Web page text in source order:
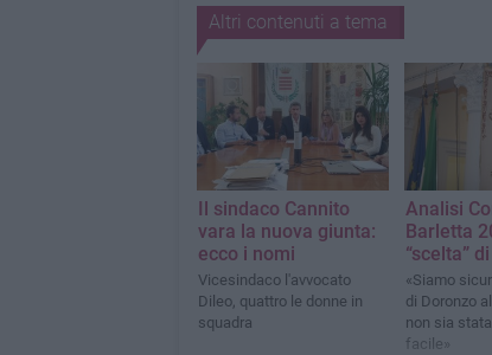
Altri contenuti a tema
Il sindaco Cannito
vara la nuova giunta:
ecco i nomi
Vicesindaco l'avvocato
Dileo, quattro le donne in
squadra
Analisi
Barletta
“scelta”
«Siamo
di Doronzo
non sia
facile»